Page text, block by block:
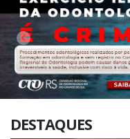
ComeBack
DESTAQUES